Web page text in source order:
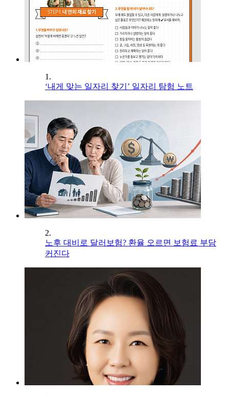
1.
‘내게 맞는 일자리 찾기’ 일자리 탐험 노트
2.
노후 대비로 달러보험? 환율 오르면 보험료 부담
커진다